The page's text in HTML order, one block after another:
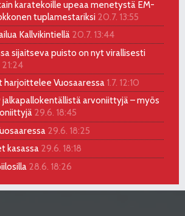
karatekoille upeaa menetystä EM-
tuplamestariksi 20.7. 13:55
Kallvikintiellä 20.7. 13:44
sijaitseva puisto on nyt virallisesti
21:24
harjoittelee Vuosaaressa 1.7. 12:10
jalkapallokentällistä arvoniittyjä – myös
29.6. 18:45
29.6. 18:25
kasassa 29.6. 18:18
28.6. 18:26